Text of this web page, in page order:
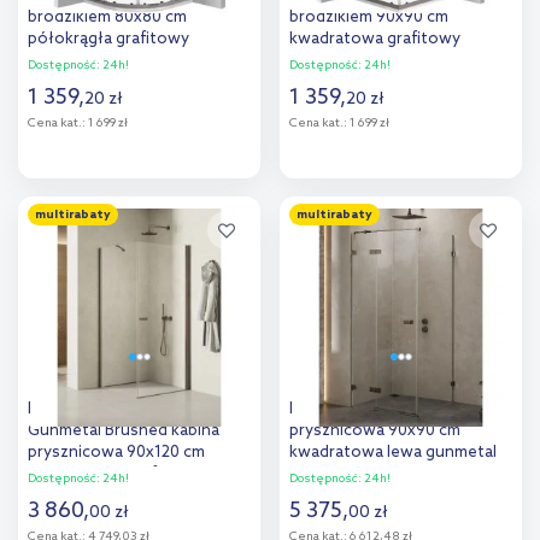
brodzikiem 80x80 cm
półokrągła grafitowy
mat/szkło ze wzorem pas
Dostępność: 24h!
1 359,20 zł
Cena kat.: 1 699 zł
Dodaj do
brodzikiem 90x90 cm
kwadratowa grafitowy
mat/szkło ze wzorem pas
Dostępność: 24h!
1 359,20 zł
Cena kat.: 1 699 zł
Dodaj do
porównania
multirabaty
New Trendy New Soleo
Gunmetal Brushed kabina
prysznicowa 90x120 cm
prostokątna grafitowy
przezroczyste K-2142
Dostępność: 24h!
3 860,00 zł
Cena kat.: 4 749,03 zł
multirabaty
New Trendy Avexa kabina
prysznicowa 90x90 cm
kwadratowa lewa gunmetal
szczotkowany/szkło
Dostępność: 24h!
5 375,00 zł
Cena kat.: 6 612,48 zł